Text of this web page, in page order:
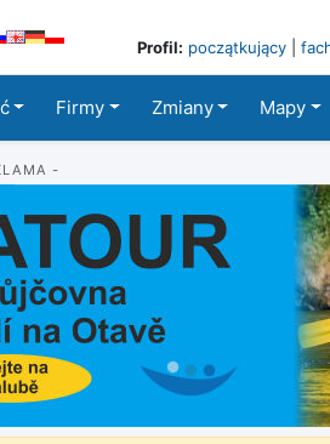
Profil: początkujący
Firmy Zmiany Mapy
-